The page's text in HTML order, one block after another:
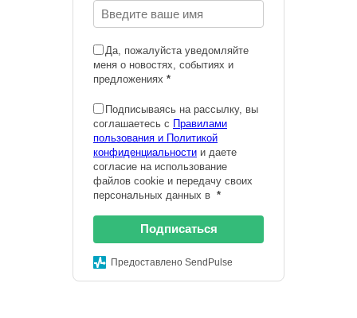
Да, пожалуйста уведомляйте
меня о новостях, событиях и
предложениях *
Подписываясь на рассылку, вы
соглашаетесь с Правилами
пользования и Политикой
конфиденциальности и даете
согласие на использование
файлов cookie и передачу своих
персональных данных в *
Подписаться
Предоставлено SendPulse